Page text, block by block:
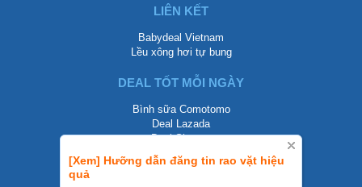
[Xem] Hưỡng dẫn đăng tin rao vặt hiệu
quả
LIÊN KẾT
Babydeal Vietnam
Lều xông hơi tự bung
DEAL TỐT MỖI NGÀY
Bình sữa Comotomo
Deal Lazada
Deal Shopee
LIÊN HỆ